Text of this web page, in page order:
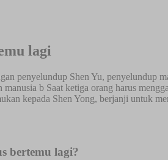
lagi
penyelundup Shen Yu,
b Saat ketiga orang harus
kepada Shen Yong, berjanji untuk
bertemu lagi?